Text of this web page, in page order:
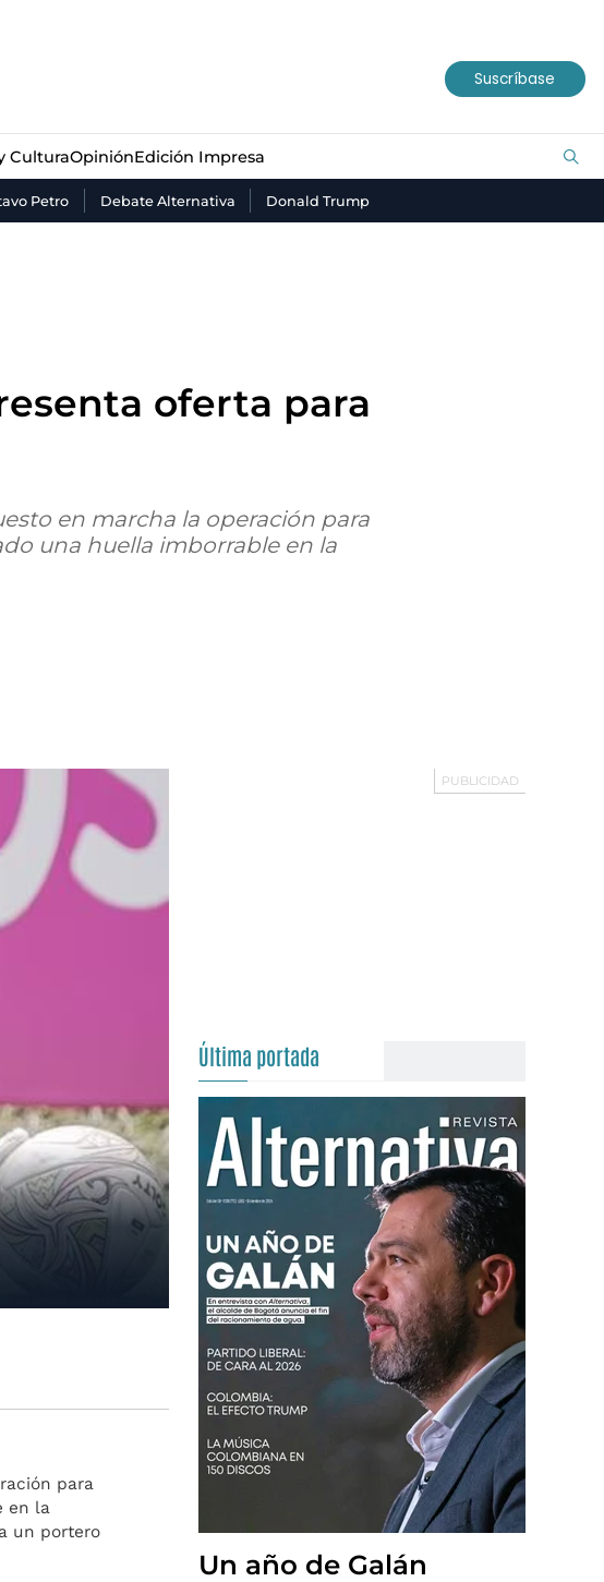
Suscríbase
CulturaOpiniónEdición Impresa
Petro Debate Alternativa Donald Trump
Cultura
oferta para
en marcha la operación para
una huella imborrable en la
para
en la
un portero
Última portada
Un año de Galán